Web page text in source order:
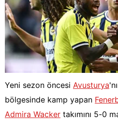
Yeni sezon öncesi Avusturya
bölgesinde kamp yapan
Admira Wacker takımını 5-0